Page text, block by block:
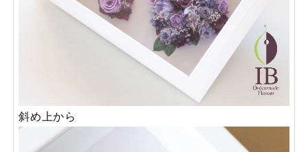
斜め上から